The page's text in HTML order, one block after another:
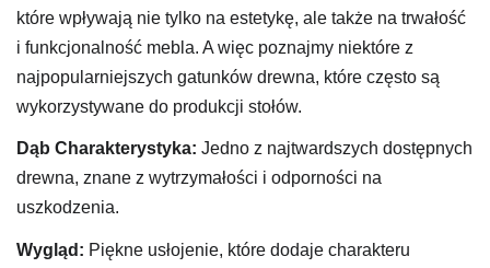
które wpływają nie tylko na estetykę, ale także na trwałość
i funkcjonalność mebla. A więc poznajmy niektóre z
najpopularniejszych gatunków drewna, które często są
wykorzystywane do produkcji stołów.
Dąb Charakterystyka: Jedno z najtwardszych dostępnych
drewna, znane z wytrzymałości i odporności na
uszkodzenia.
Wygląd: Piękne usłojenie, które dodaje charakteru